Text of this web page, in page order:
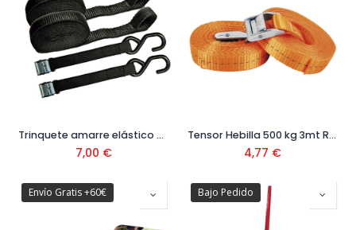
Trinquete amarre elástico 2x0,20 Ref: 27393025501
7,00 €
Tensor Hebilla 500 kg 3mt Ref. 08801004
4,77 €
Envío Gratis +60€ Bajo Pedido